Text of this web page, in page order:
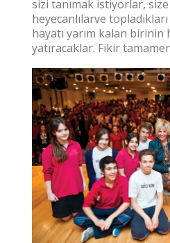
sizi tanımak istiyorlar,
heyecanlılarve
hayatı yarım kalan birinin
yatıracaklar. Fikir